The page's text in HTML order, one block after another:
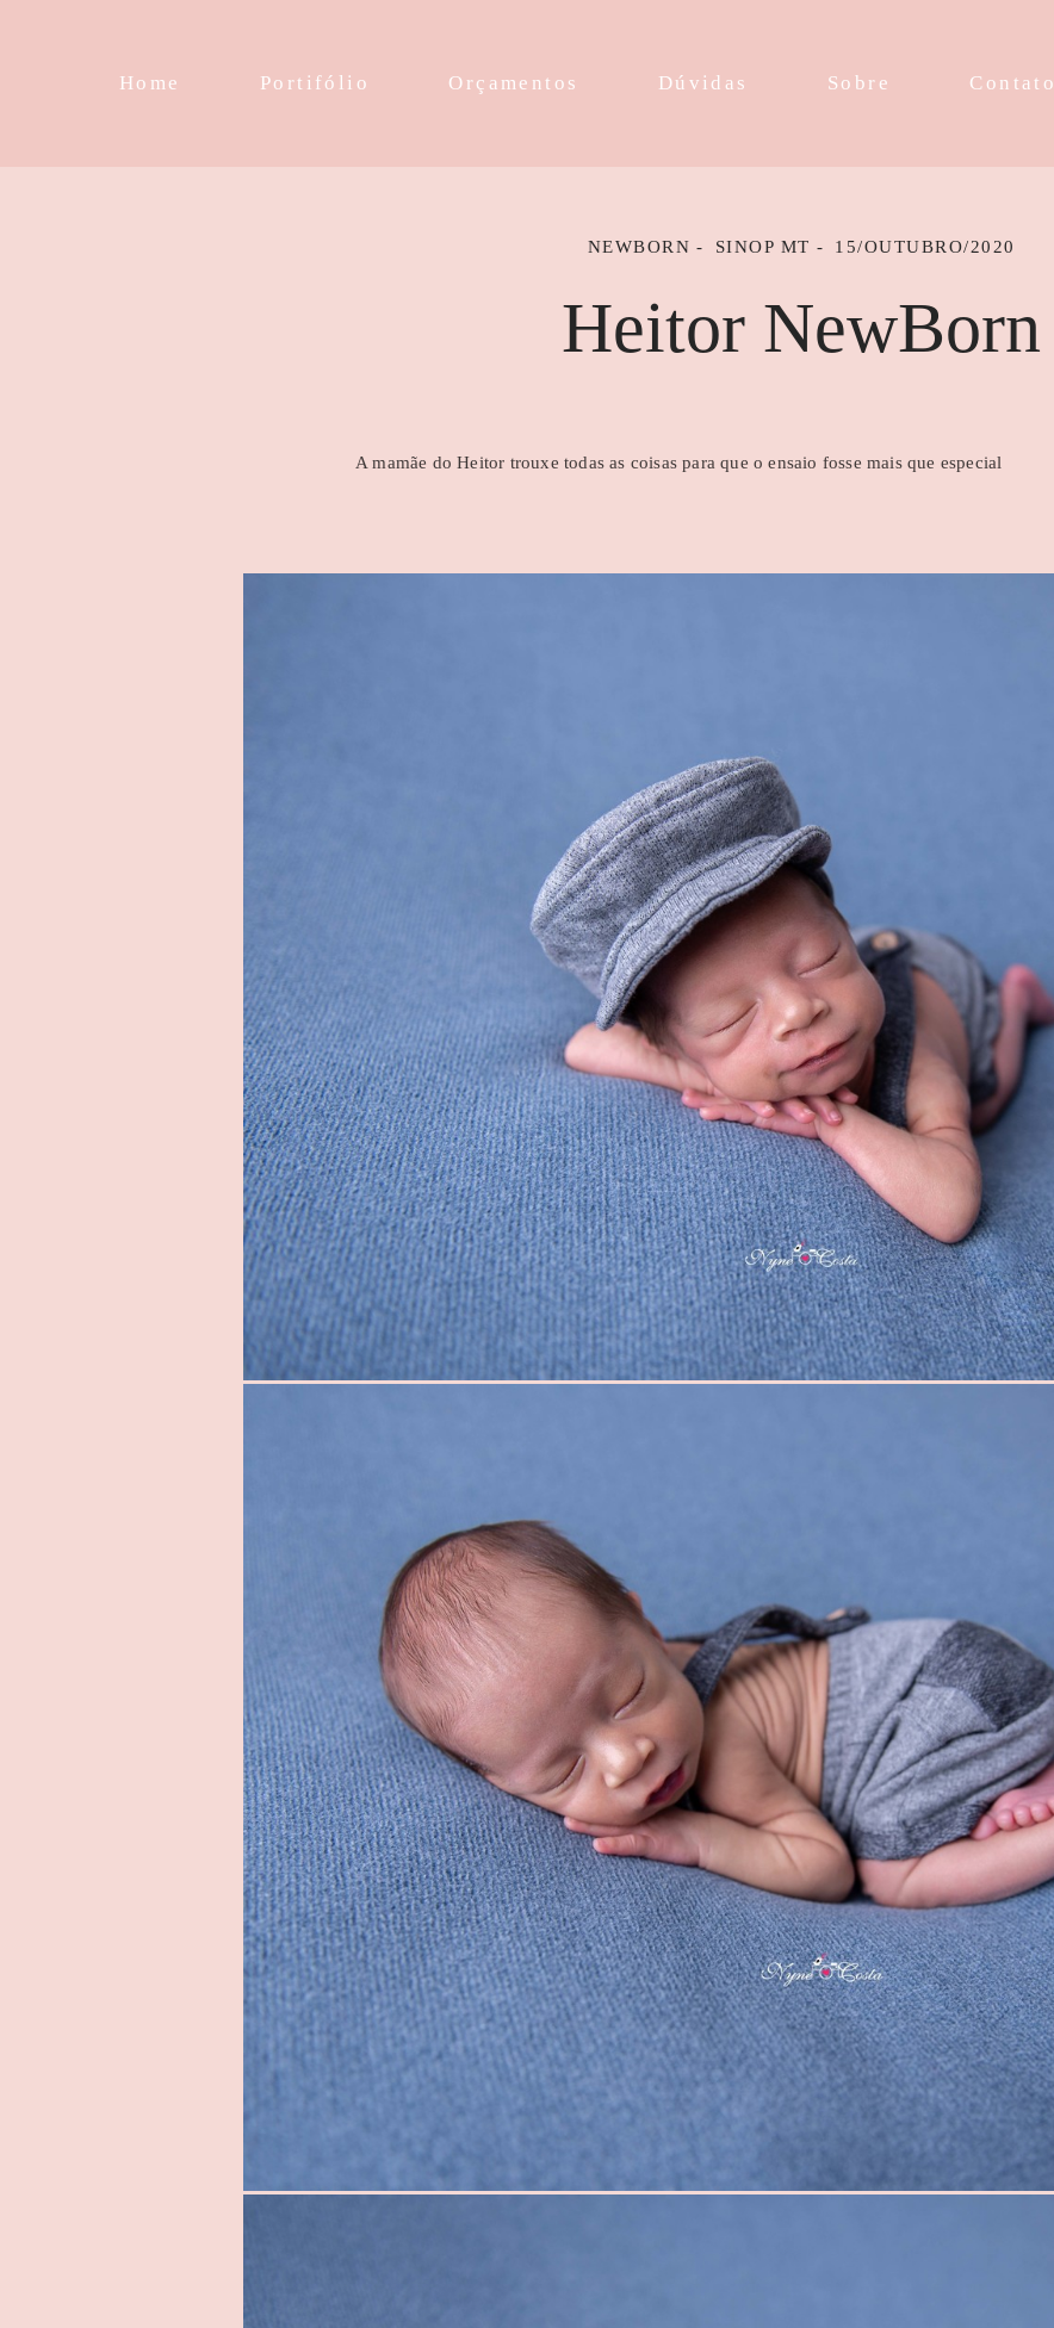
Home Portifólio Orçamentos Dúvidas Sobre Contato
NEWBORN SINOP MT 15/OUTUBRO/2020
Heitor NewBorn
A mamãe do Heitor trouxe todas as coisas para que o ensaio fosse mais que especial